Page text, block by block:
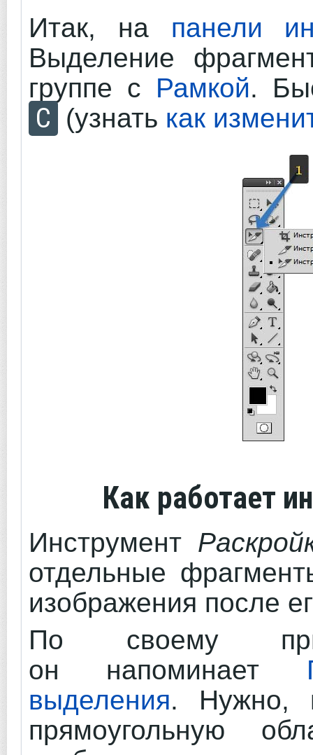
Итак, на панели
Выделение
группе с Рамкой.
C (узнать как
Как работает
Инструмент
отдельные
изображения после
По своему
он напоминает
выделения. Нужно,
прямоугольную